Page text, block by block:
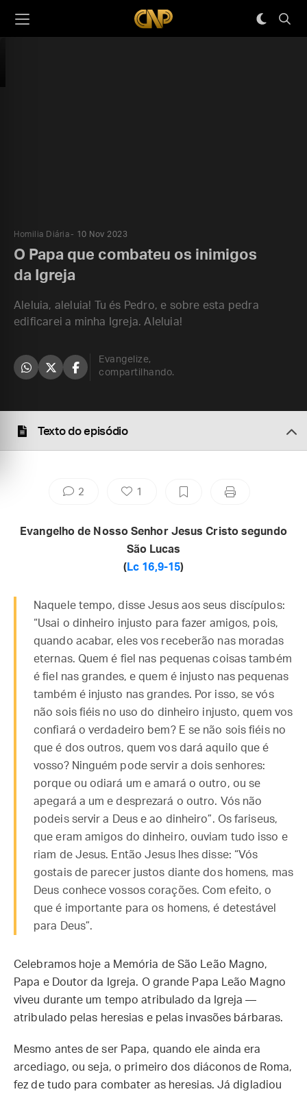
Homilia Diária 10 Nov 2023
O Papa que combateu os inimigos
da Igreja
Aleluia, aleluia! Tu és Pedro, e sobre esta pedra
edificarei a minha Igreja. Aleluia!
Evangelize,
compartilhando.
Texto do episódio
2 1
Evangelho de Nosso Senhor Jesus Cristo segundo
São Lucas
( Lc 16,9-15)
Naquele tempo, disse Jesus aos seus discípulos:
“Usai o dinheiro injusto para fazer amigos, pois,
quando acabar, eles vos receberão nas moradas
eternas. Quem é fiel nas pequenas coisas também
é fiel nas grandes, e quem é injusto nas pequenas
também é injusto nas grandes. Por isso, se vós
não sois fiéis no uso do dinheiro injusto, quem vos
confiará o verdadeiro bem? E se não sois fiéis no
que é dos outros, quem vos dará aquilo que é
vosso? Ninguém pode servir a dois senhores:
porque ou odiará um e amará o outro, ou se
apegará a um e desprezará o outro. Vós não
podeis servir a Deus e ao dinheiro”. Os fariseus,
que eram amigos do dinheiro, ouviam tudo isso e
riam de Jesus. Então Jesus lhes disse: “Vós
gostais de parecer justos diante dos homens, mas
Deus conhece vossos corações. Com efeito, o
que é importante para os homens, é detestável
para Deus”.
Celebramos hoje a Memória de São Leão Magno,
Papa e Doutor da Igreja. O grande Papa Leão Magno
viveu durante um tempo atribulado da Igreja —
atribulado pelas heresias e pelas invasões bárbaras.
Mesmo antes de ser Papa, quando ele ainda era
arcediago, ou seja, o primeiro dos diáconos de Roma,
fez de tudo para combater as heresias. Já digladiou